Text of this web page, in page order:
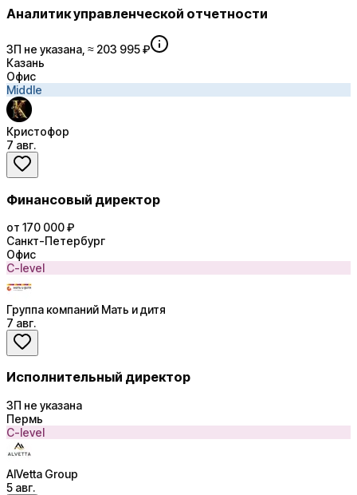
Аналитик управленческой отчетности
ЗП не указана, ≈ 203 995 ₽
Казань
Офис
Middle
Кристофор
7 авг.
Финансовый директор
от 170 000 ₽
Санкт-Петербург
Офис
C-level
Группа компаний Мать и дитя
7 авг.
Исполнительный директор
ЗП не указана
Пермь
C-level
AlVetta Group
5 авг.